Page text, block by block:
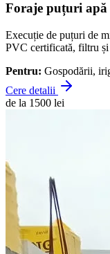
Foraje puțuri apă
Execuție de puțuri de
PVC certificată, filtru și
Pentru: Gospodării,
Cere detalii
de la 1500 lei